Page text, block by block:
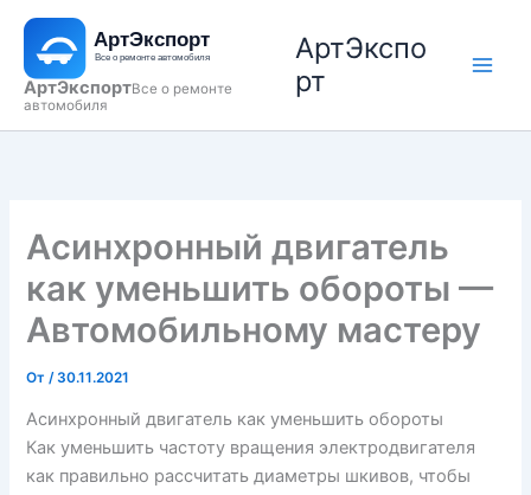
Перейти
содержимому
АртЭкспортВсе о ремонте
автомобиля
АртЭкспо
рт
Асинхронный двигатель
как уменьшить обороты —
Автомобильному мастеру
От /30.11.2021
Асинхронный двигатель как уменьшить обороты
Как уменьшить частоту вращения электродвигателя
как правильно рассчитать диаметры шкивов, чтобы